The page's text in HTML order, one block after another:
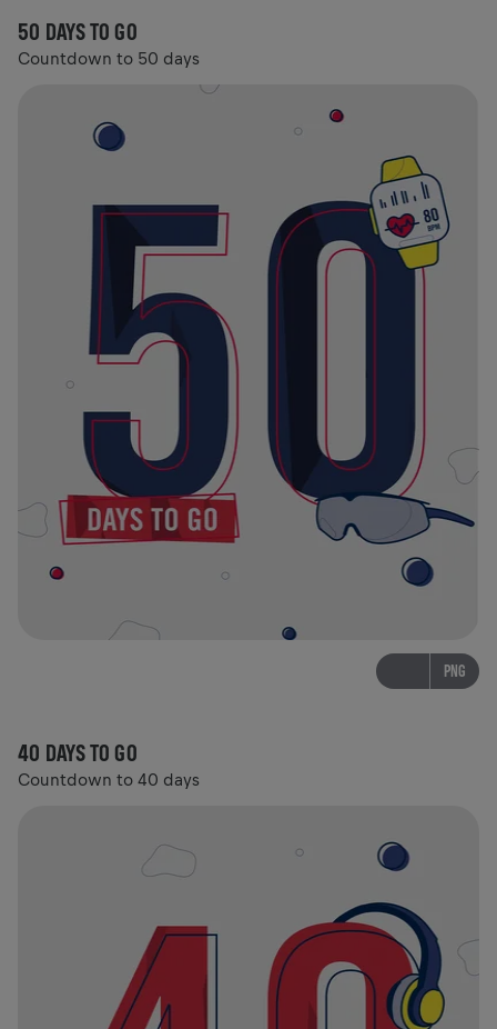
50 DAYS TO GO
Countdown to 50 days
PNG
40 DAYS TO GO
Countdown to 40 days